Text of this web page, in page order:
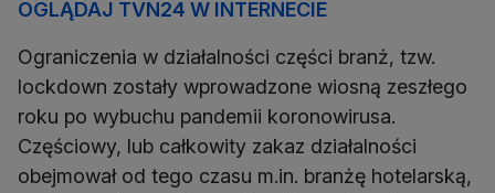
OGLĄDAJ TVN24 W INTERNECIE
Ograniczenia w działalności części branż, tzw.
lockdown zostały wprowadzone wiosną zeszłego
roku po wybuchu pandemii koronowirusa.
Częściowy, lub całkowity zakaz działalności
obejmował od tego czasu m.in. branżę hotelarską,